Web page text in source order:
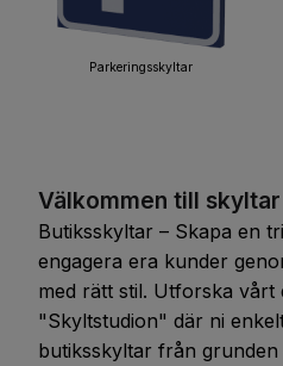
Parkeringsskyltar
Välkommen till
Butiksskyltar – Skapa en
engagera era kunder
med rätt stil. Utforska vårt
"Skyltstudion" där ni
butiksskyltar från